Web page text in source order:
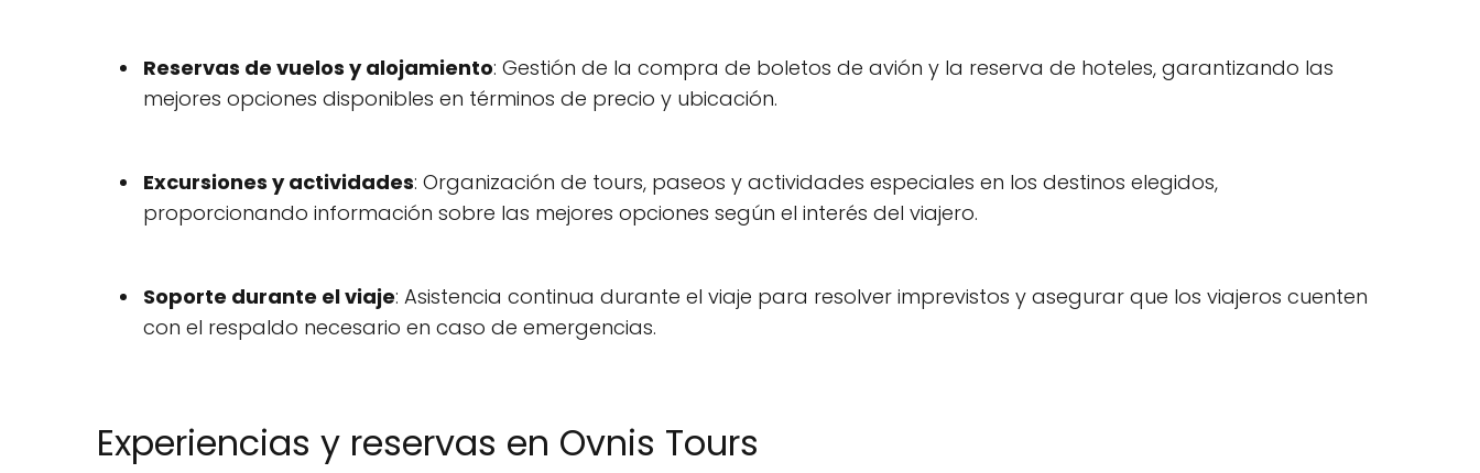
Reservas de vuelos y alojamiento: Gestión de la compra de boletos de avión y la reserva de hoteles, garantizando las
mejores opciones disponibles en términos de precio y ubicación.
Excursiones y actividades: Organización de tours, paseos y actividades especiales en los destinos elegidos,
proporcionando información sobre las mejores opciones según el interés del viajero.
Soporte durante el viaje: Asistencia continua durante el viaje para resolver imprevistos y asegurar que los viajeros cuenten
con el respaldo necesario en caso de emergencias.
Experiencias y reservas en Ovnis Tours